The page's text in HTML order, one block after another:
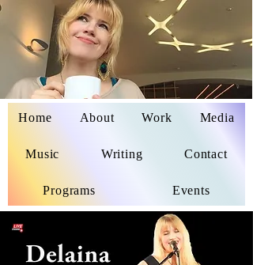
Delaina Miyazaki
Home About Work Media
Music Writing Contact
Programs Events